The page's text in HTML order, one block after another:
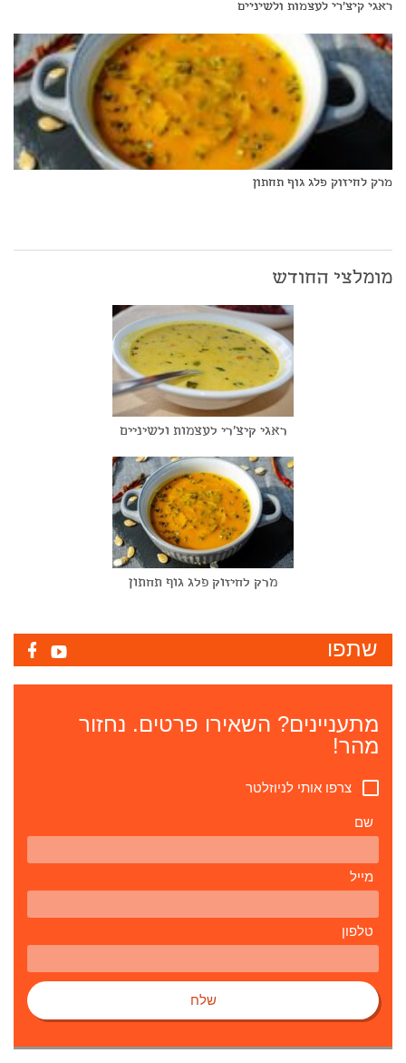
ראגי קיצ'רי לעצמות ולשיניים
מרק לחיזוק פלג גוף תחתון
מומלצי החודש
ראגי קיצ'רי לעצמות ולשיניים
מרק לחיזוק פלג גוף תחתון
שתפו
מתעניינים? השאירו פרטים. נחזור
מהר!
צרפו אותי לניוזלטר
שם
מייל
טלפון
שלח